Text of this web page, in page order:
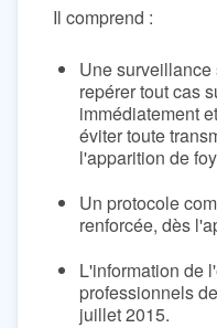
Il comprend :
Une
repérer tout cas
immédiatement
éviter toute
l'apparition de
Un protocole
renforcée, dès
L'information de
professionnels
juillet 2015.